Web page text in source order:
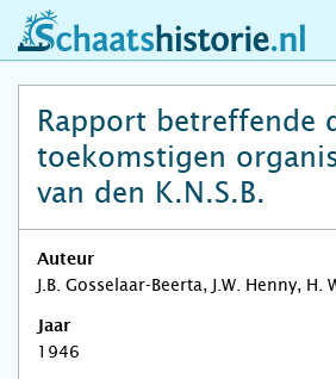
schaatshistorie.nl
Rapport betreffende
toekomstigen
van den K.N.S.B.
Auteur
J.B. Gosselaar-Beerta, J.W. Henny, H.
Jaar
1946